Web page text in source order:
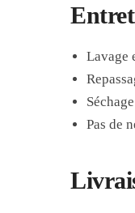
Lavage
Pas de